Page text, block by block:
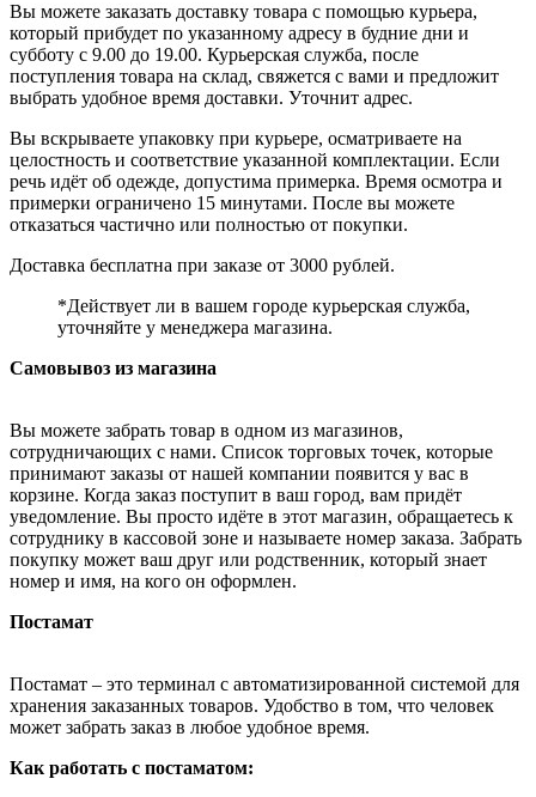
Вы можете заказать доставку товара с помощью курьера,
который прибудет по указанному адресу в будние дни и
субботу с 9.00 до 19.00. Курьерская служба, после
поступления товара на склад, свяжется с вами и предложит
выбрать удобное время доставки. Уточнит адрес.
Вы вскрываете упаковку при курьере, осматриваете на
целостность и соответствие указанной комплектации. Если
речь идёт об одежде, допустима примерка. Время осмотра и
примерки ограничено 15 минутами. После вы можете
отказаться частично или полностью от покупки.
Доставка бесплатна при заказе от 3000 рублей.
*Действует ли в вашем городе курьерская служба,
уточняйте у менеджера магазина.
Самовывоз из магазина
Вы можете забрать товар в одном из магазинов,
сотрудничающих с нами. Список торговых точек, которые
принимают заказы от нашей компании появится у вас в
корзине. Когда заказ поступит в ваш город, вам придёт
уведомление. Вы просто идёте в этот магазин, обращаетесь к
сотруднику в кассовой зоне и называете номер заказа. Забрать
покупку может ваш друг или родственник, который знает
номер и имя, на кого он оформлен.
Постамат
Постамат – это терминал с автоматизированной системой для
хранения заказанных товаров. Удобство в том, что человек
может забрать заказ в любое удобное время.
Как работать с постаматом: